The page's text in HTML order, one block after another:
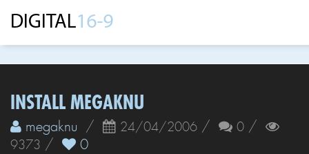
INSTALL MEGAKNU
megaknu / 24/04/2006 / 0 /
9373 / 0